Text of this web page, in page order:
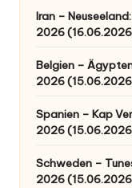
Iran –
2026
Belgien –
2026
Spanien – Kap
2026
Schweden –
2026